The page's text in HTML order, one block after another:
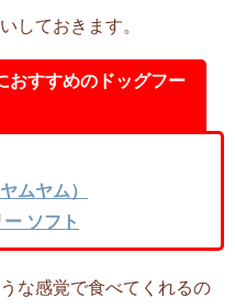
しておきます。
おすすめのドッグフー
ムヤム）
ソフト
な感覚で食べてくれるの